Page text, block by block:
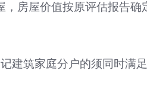
房屋价值按原评估报告确
建筑家庭分户的须同时满